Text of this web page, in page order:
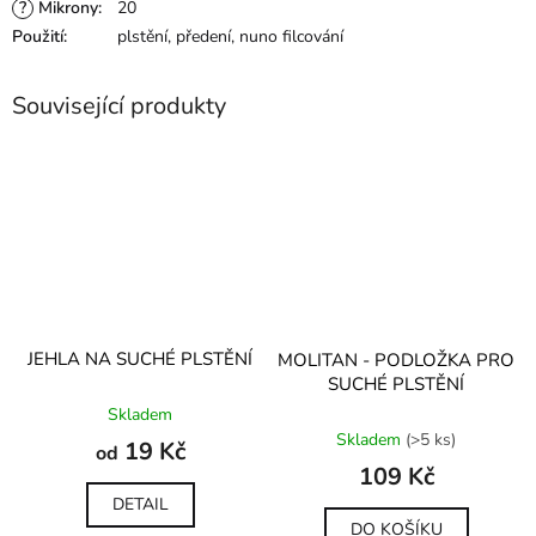
? Mikrony:
20
Použití: plstění, předení, nuno filcování
Související produkty
JEHLA NA SUCHÉ PLSTĚNÍ
Skladem
od 19 Kč
DETAIL
MOLITAN - PODLOŽKA PRO
SUCHÉ PLSTĚNÍ
hodnoceníSkladem (>5 ks)
109 Kč
DO KOŠÍKU